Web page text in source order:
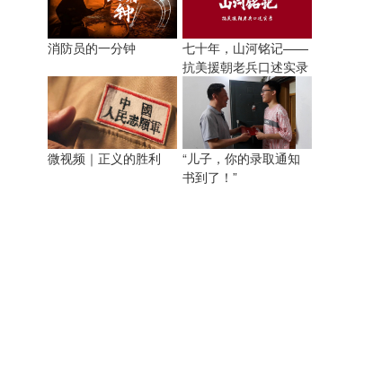
消防员的一分钟
七十年，山河铭记——
抗美援朝老兵口述实录
微视频｜正义的胜利
“儿子，你的录取通知
书到了！”